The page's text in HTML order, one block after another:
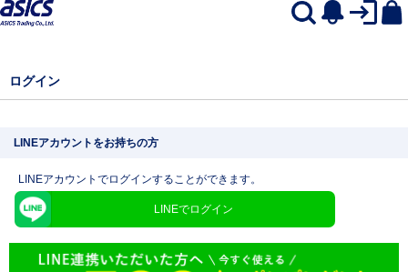
ログイン
LINEアカウントをお持ちの方
LINEアカウントでログインすることができます。
LINEでログイン